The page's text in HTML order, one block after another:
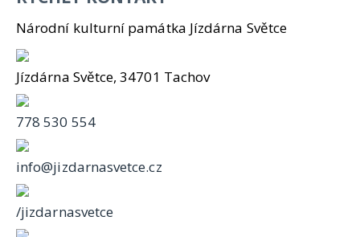
Národní kulturní památka Jízdárna Světce
Jízdárna Světce, 34701 Tachov
778 530 554
info@jizdarnasvetce.cz
/jizdarnasvetce